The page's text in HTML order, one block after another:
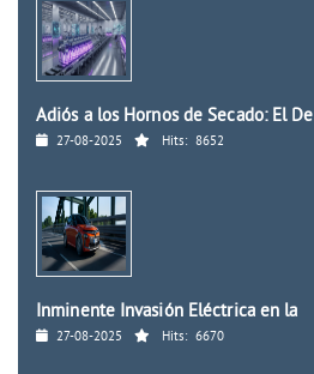
Adiós a los Hornos de Secado: El De
27-08-2025 Hits: 8652
Inminente Invasión Eléctrica en la
27-08-2025 Hits: 6670